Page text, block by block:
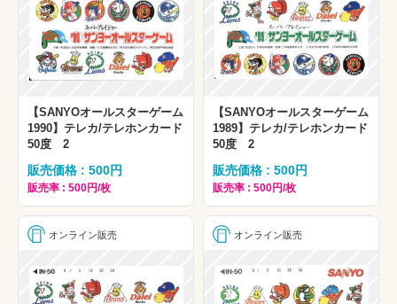
【SANYOオールスターゲーム
1990】テレカ/テレホンカード
50度 2
販売価格 : 500円
販売率 : 500円/枚
【SANYOオールスターゲーム
1989】テレカ/テレホンカード
50度 2
販売価格 : 500円
販売率 : 500円/枚
オンライン販売 オンライン販売